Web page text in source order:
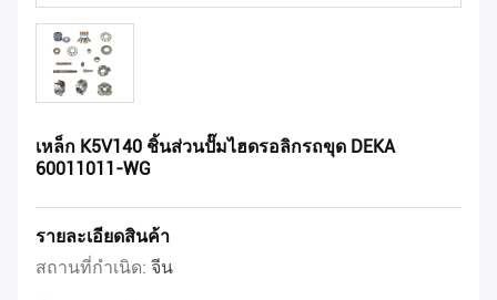
เหล็ก K5V140 ชิ้นส่วนปั๊มไฮดรอลิกรถขุด DEKA
60011011-WG
รายละเอียดสินค้า
สถานที่กำเนิด: จีน